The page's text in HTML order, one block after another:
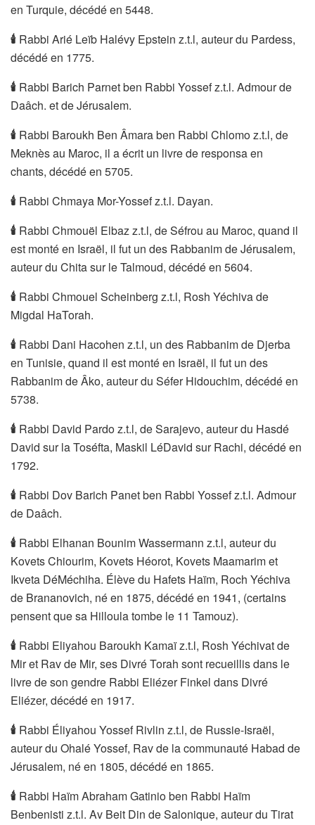
en Turquie, décédé en 5448.
🕯 Rabbi Arié Leïb Halévy Epstein z.t.l, auteur du Pardess,
décédé en 1775.
🕯 Rabbi Barich Parnet ben Rabbi Yossef z.t.l. Admour de
Daâch. et de Jérusalem.
🕯 Rabbi Baroukh Ben Âmara ben Rabbi Chlomo z.t.l, de
Meknès au Maroc, il a écrit un livre de responsa en
chants, décédé en 5705.
🕯 Rabbi Chmaya Mor-Yossef z.t.l. Dayan.
🕯 Rabbi Chmouël Elbaz z.t.l, de Séfrou au Maroc, quand il
est monté en Israël, il fut un des Rabbanim de Jérusalem,
auteur du Chita sur le Talmoud, décédé en 5604.
🕯 Rabbi Chmouel Scheinberg z.t.l, Rosh Yéchiva de
Migdal HaTorah.
🕯 Rabbi Dani Hacohen z.t.l, un des Rabbanim de Djerba
en Tunisie, quand il est monté en Israël, il fut un des
Rabbanim de Âko, auteur du Séfer Hidouchim, décédé en
5738.
🕯 Rabbi David Pardo z.t.l, de Sarajevo, auteur du Hasdé
David sur la Toséfta, Maskil LéDavid sur Rachi, décédé en
1792.
🕯 Rabbi Dov Barich Panet ben Rabbi Yossef z.t.l. Admour
de Daâch.
🕯 Rabbi Elhanan Bounim Wassermann z.t.l, auteur du
Kovets Chiourim, Kovets Héorot, Kovets Maamarim et
Ikveta DéMéchiha. Élève du Hafets Haïm, Roch Yéchiva
de Brananovich, né en 1875, décédé en 1941, (certains
pensent que sa Hilloula tombe le 11 Tamouz).
🕯 Rabbi Eliyahou Baroukh Kamaï z.t.l, Rosh Yéchivat de
Mir et Rav de Mir, ses Divré Torah sont recueillis dans le
livre de son gendre Rabbi Eliézer Finkel dans Divré
Eliézer, décédé en 1917.
🕯 Rabbi Éliyahou Yossef Rivlin z.t.l, de Russie-Israël,
auteur du Ohalé Yossef, Rav de la communauté Habad de
Jérusalem, né en 1805, décédé en 1865.
🕯 Rabbi Haïm Abraham Gatinio ben Rabbi Haïm
Benbenisti z.t.l. Av Beit Din de Salonique, auteur du Tirat